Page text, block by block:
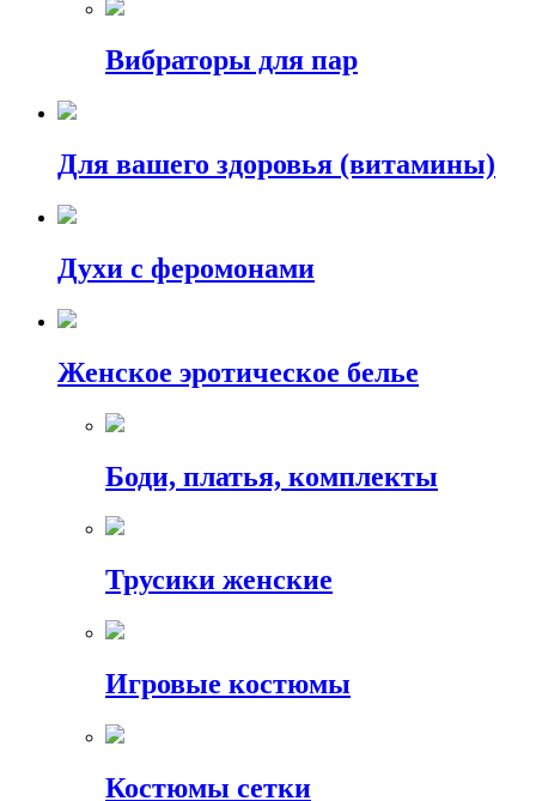
Вибраторы для пар
Для вашего здоровья (витамины)
Духи с феромонами
Женское эротическое белье
Боди, платья, комплекты
Трусики женские
Игровые костюмы
Костюмы сетки